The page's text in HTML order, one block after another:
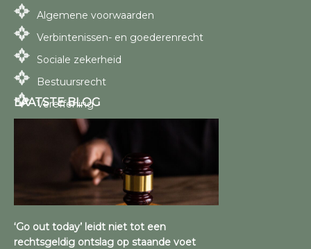
Algemene voorwaarden
Verbintenissen- en goederenrecht
Sociale zekerheid
Bestuursrecht
Vereffening
LAATSTE BLOG
‘Go out today’ leidt niet tot een
rechtsgeldig ontslag op staande voet